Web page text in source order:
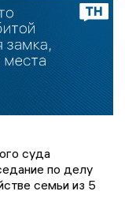
суда
по делу
семьи из 5